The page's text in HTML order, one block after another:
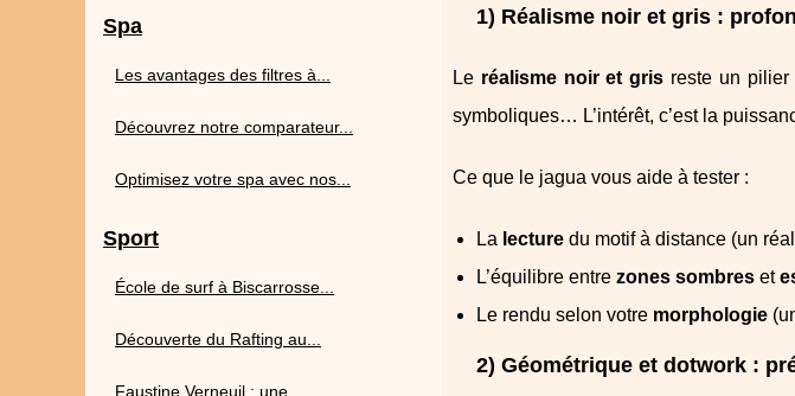
1) Réalisme noir et gris :
Le réalisme noir et gris reste un pilier
symboliques… L’intérêt, c’est la
Ce que le jagua vous aide à tester :
La lecture du motif à distance (un
L’équilibre entre zones sombres et
Le rendu selon votre morphologie
2) Géométrique et dotwork :
Spa
Les avantages des filtres à...
Découvrez notre comparateur...
Optimisez votre spa avec nos...
Sport
École de surf à Biscarrosse...
Découverte du Rafting au...
Faustine Verneuil : une...